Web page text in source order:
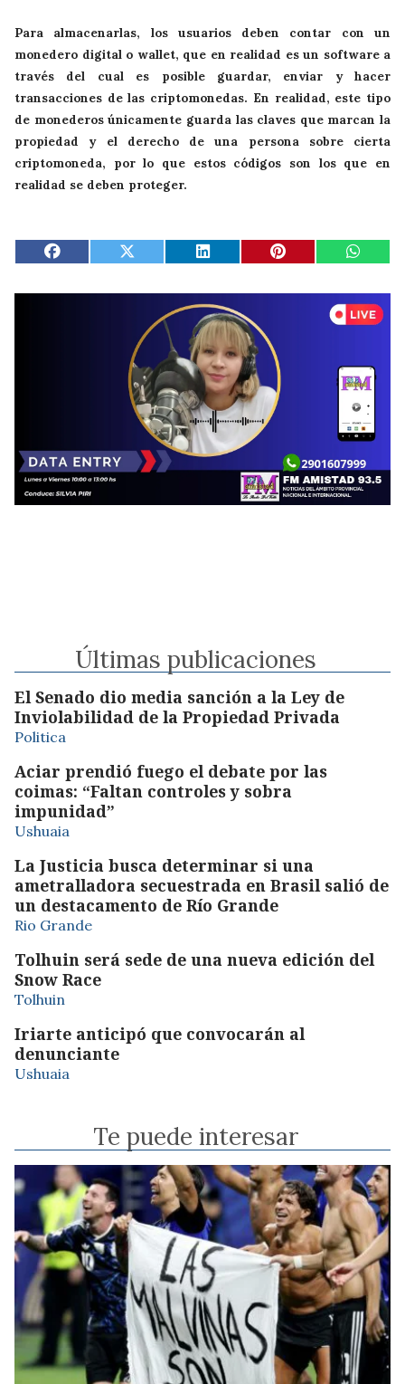
Para almacenarlas, los usuarios deben contar con un
monedero digital o wallet, que en realidad es un software a
través del cual es posible guardar, enviar y hacer
transacciones de las criptomonedas. En realidad, este tipo
de monederos únicamente guarda las claves que marcan la
propiedad y el derecho de una persona sobre cierta
criptomoneda, por lo que estos códigos son los que en
realidad se deben proteger.
Últimas publicaciones
El Senado dio media sanción a la Ley de
Inviolabilidad de la Propiedad Privada
Politica
Aciar prendió fuego el debate por las
coimas: “Faltan controles y sobra
impunidad”
Ushuaia
La Justicia busca determinar si una
ametralladora secuestrada en Brasil salió de
un destacamento de Río Grande
Rio Grande
Tolhuin será sede de una nueva edición del
Snow Race
Tolhuin
Iriarte anticipó que convocarán al
denunciante
Ushuaia
Te puede interesar